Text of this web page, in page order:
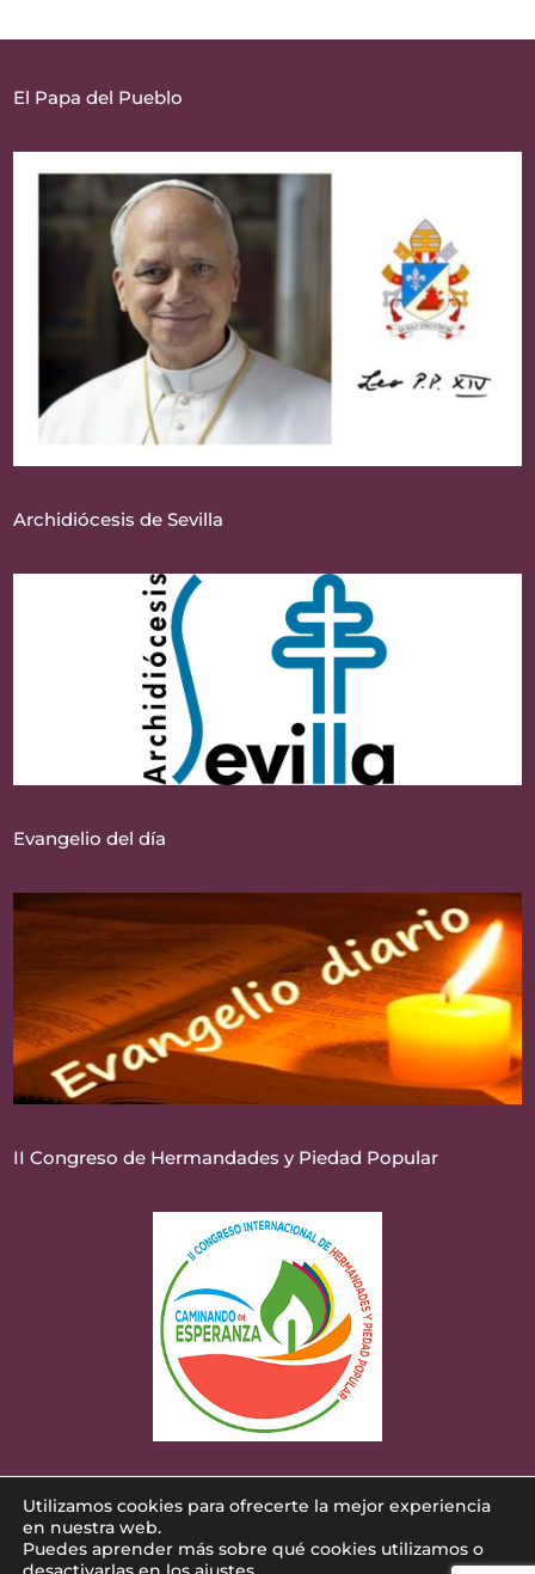
El Papa del Pueblo
Archidiócesis de Sevilla
Evangelio del día
II Congreso de Hermandades y Piedad Popular
Diseñado poriNova Cloud. Una empresa de
Grupo iNova©Todos los derechos reservados.|
Utilizamos cookies para ofrecerte la mejor experiencia
en nuestra web.
Puedes aprender más sobre qué cookies utilizamos o